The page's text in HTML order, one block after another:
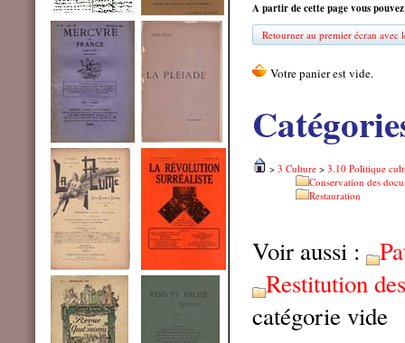
A partir de cette page vous
Retourner au premier écran avec
> 3 Culture > 3.10 Politique
Conservation des
Restauration
Voir aussi :
Restitution
catégorie vide